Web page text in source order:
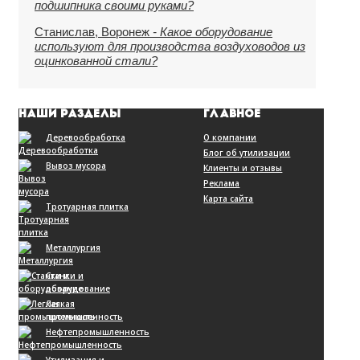
подшипника своими руками?
Станислав, Воронеж - Какое оборудование
используют для производства воздуховодов из
оцинкованной стали?
НАШИ РАЗДЕЛЫ
Деревообработка
Вывоз мусора
Тротуарная плитка
Металлургия
Станки и
оборудование
Легкая
промышленность
Нефтепромышленность
ГЛАВНОЕ
О компании
Блог об утилизации
Клиенты и отзывы
Реклама
Карта сайта